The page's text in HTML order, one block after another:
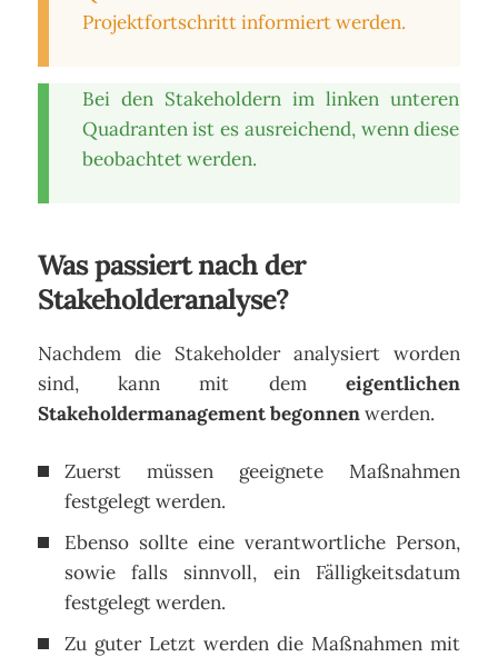
Projektfortschritt informiert werden.
Bei den Stakeholdern im linken unteren
Quadranten ist es ausreichend, wenn diese
beobachtet werden.
Was passiert nach der
Stakeholderanalyse?
Nachdem die Stakeholder analysiert worden
sind, kann mit demeigentlichen
Stakeholdermanagement begonnenwerden.
Zuerst müssen geeignete Maßnahmen
festgelegt werden.
Ebenso sollte eine verantwortliche Person,
sowie falls sinnvoll, ein Fälligkeitsdatum
festgelegt werden.
Zu guter Letzt werden die Maßnahmen mit